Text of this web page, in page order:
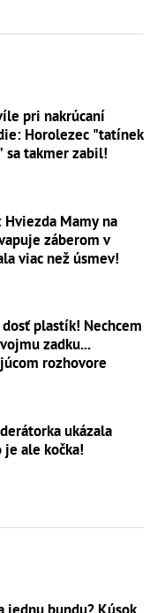
pri nakrúcaní
Horolezec "tatínek
sa takmer zabil!
Mamy na
záberom v
viac než úsmev!
plastík! Nechcem
zadku...
rozhovore
ukázala
ale kočka!